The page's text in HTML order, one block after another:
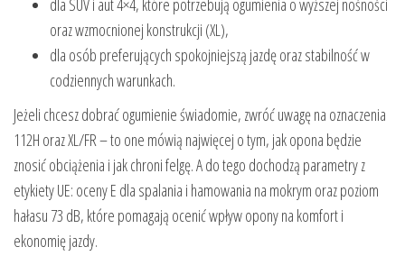
dla SUV i aut 4×4, które potrzebują ogumienia o wyższej nośności
oraz wzmocnionej konstrukcji (XL),
dla osób preferujących spokojniejszą jazdę oraz stabilność w
codziennych warunkach.
Jeżeli chcesz dobrać ogumienie świadomie, zwróć uwagę na oznaczenia
112H oraz XL/FR – to one mówią najwięcej o tym, jak opona będzie
znosić obciążenia i jak chroni felgę. A do tego dochodzą parametry z
etykiety UE: oceny E dla spalania i hamowania na mokrym oraz poziom
hałasu 73 dB, które pomagają ocenić wpływ opony na komfort i
ekonomię jazdy.